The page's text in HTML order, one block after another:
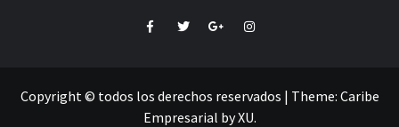
FacebookTwitterGoogle+Instagram
Copyright © todos los derechos reservados | Theme: Caribe
Empresarial byXU.